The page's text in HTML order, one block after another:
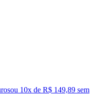
ou 10x de R$ 149,89 sem